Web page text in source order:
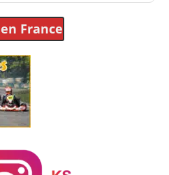
en France